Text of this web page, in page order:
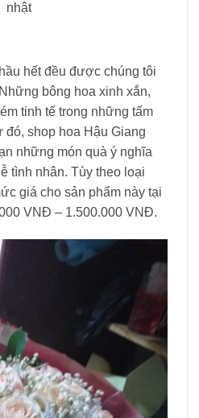
nhật
hết đều được chúng tôi
bông hoa xinh xắn,
tinh tế trong những tấm
shop hoa Hậu Giang
những món quà ý nghĩa
tình nhân. Tùy theo loại
giá cho sản phẩm này tại
VNĐ – 1.500.000 VNĐ.